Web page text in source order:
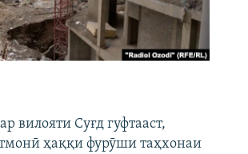
вилояти Суғд гуфтааст,
ҳаққи фурӯши таҳхонаи